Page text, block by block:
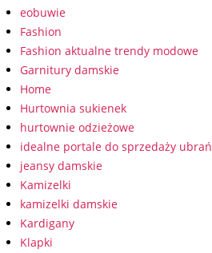
eobuwie
Fashion
Fashion aktualne trendy modowe
Garnitury damskie
Home
Hurtownia sukienek
hurtownie odzieżowe
idealne portale do sprzedaży ubrań
jeansy damskie
Kamizelki
kamizelki damskie
Kardigany
Klapki